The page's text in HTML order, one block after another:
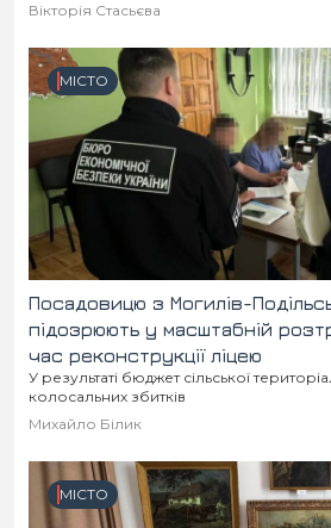
Вікторія Стасьєва
МІСТО
Посадовицю з Могилів-
підозрюють у масштабній
час реконструкції ліцею
У результаті бюджет сільської
колосальних збитків
Михайло Білик
МІСТО